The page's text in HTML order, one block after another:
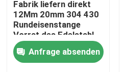
Werksbesichtigung
Qualitätskontrolle
Fabrik liefern direkt
12Mm 20mm 304 430
Rundeisenstange
Vorrat des Edelstahl-
904L 2205 2507
Anfrage absenden